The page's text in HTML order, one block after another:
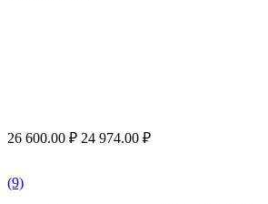
26 600.00 ₽ 24 974.00 ₽
(9)